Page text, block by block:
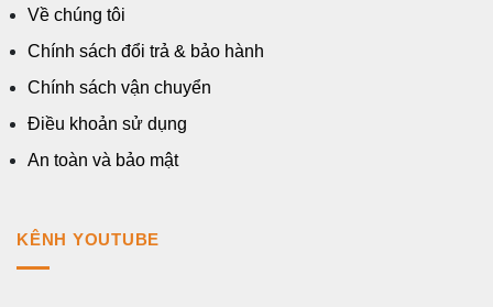
Về chúng tôi
Chính sách đổi trả & bảo hành
Chính sách vận chuyển
Điều khoản sử dụng
An toàn và bảo mật
KÊNH YOUTUBE